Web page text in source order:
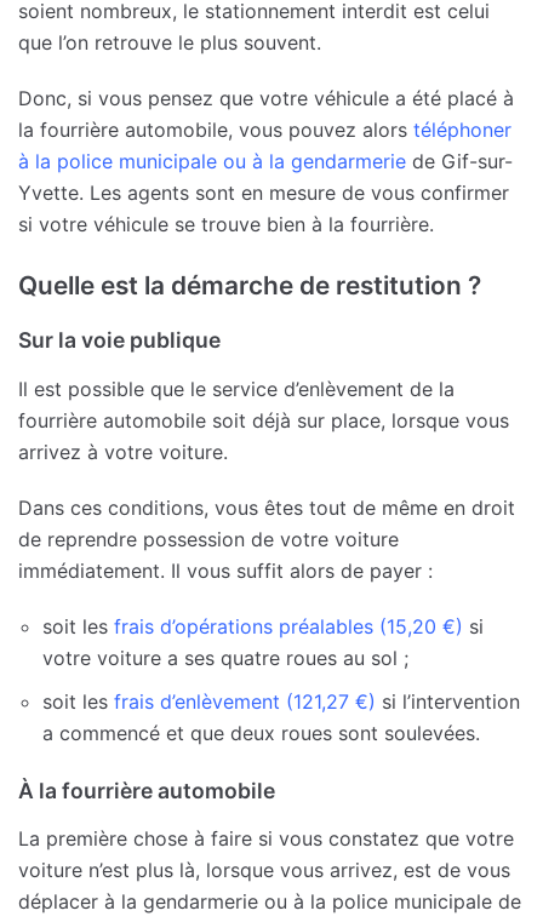
soient nombreux, le stationnement interdit est celui
que l’on retrouve le plus souvent.
Donc, si vous pensez que votre véhicule a été placé à
la fourrière automobile, vous pouvez alors téléphoner
à la police municipale ou à la gendarmerie de Gif-sur-
Yvette. Les agents sont en mesure de vous confirmer
si votre véhicule se trouve bien à la fourrière.
Quelle est la démarche de restitution ?
Sur la voie publique
Il est possible que le service d’enlèvement de la
fourrière automobile soit déjà sur place, lorsque vous
arrivez à votre voiture.
Dans ces conditions, vous êtes tout de même en droit
de reprendre possession de votre voiture
immédiatement. Il vous suffit alors de payer :
soit les frais d’opérations préalables (15,20 €) si
votre voiture a ses quatre roues au sol ;
soit les frais d’enlèvement (121,27 €) si l’intervention
a commencé et que deux roues sont soulevées.
À la fourrière automobile
La première chose à faire si vous constatez que votre
voiture n’est plus là, lorsque vous arrivez, est de vous
déplacer à la gendarmerie ou à la police municipale de